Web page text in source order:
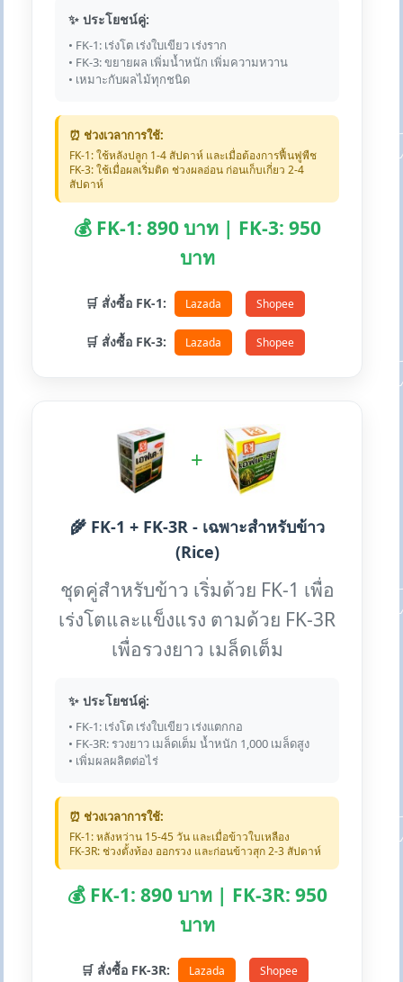
✨ ประโยชน์คู่:
• FK-1: เร่งโต เร่งใบเขียว เร่งราก
• FK-3: ขยายผล เพิ่มน้ำหนัก เพิ่มความหวาน
• เหมาะกับผลไม้ทุกชนิด
⏰ ช่วงเวลาการใช้:
FK-1: ใช้หลังปลูก 1-4 สัปดาห์ และเมื่อต้องการฟื้นฟูพืช
FK-3: ใช้เมื่อผลเริ่มติด ช่วงผลอ่อน ก่อนเก็บเกี่ยว 2-4
สัปดาห์
💰 FK-1: 890 บาท | FK-3: 950
บาท
🛒 สั่งซื้อ FK-1: Lazada Shopee
🛒 สั่งซื้อ FK-3: Lazada Shopee
+
🌾 FK-1 + FK-3R - เฉพาะสำหรับข้าว
(Rice)
ชุดคู่สำหรับข้าว เริ่มด้วย FK-1 เพื่อ
เร่งโตและแข็งแรง ตามด้วย FK-3R
เพื่อรวงยาว เมล็ดเต็ม
✨ ประโยชน์คู่:
• FK-1: เร่งโต เร่งใบเขียว เร่งแตกกอ
• FK-3R: รวงยาว เมล็ดเต็ม น้ำหนัก 1,000 เมล็ดสูง
• เพิ่มผลผลิตต่อไร่
⏰ ช่วงเวลาการใช้:
FK-1: หลังหว่าน 15-45 วัน และเมื่อข้าวใบเหลือง
FK-3R: ช่วงตั้งท้อง ออกรวง และก่อนข้าวสุก 2-3 สัปดาห์
💰 FK-1: 890 บาท | FK-3R: 950
บาท
🛒 สั่งซื้อ FK-3R: Lazada Shopee